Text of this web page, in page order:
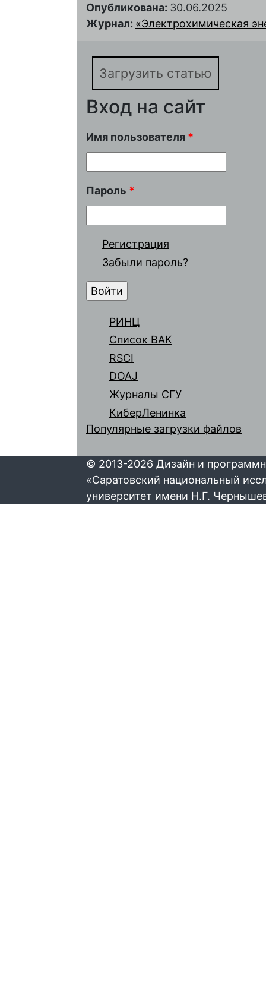
Опубликована: 30.06.2025
Журнал: «Электрохимическая
Загрузить статью
Вход на сайт
Имя пользователя *
Пароль *
Регистрация
Забыли пароль?
РИНЦ
Список ВАК
RSCI
DOAJ
Журналы СГУ
КиберЛенинка
Популярные загрузки файлов
© 2013-2026 Дизайн и
«Саратовский национальный
университет имени Н.Г.